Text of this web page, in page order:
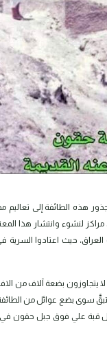
هذه الطائفة إلى
لنشوء وانتشار هذا
حيث اعتادوا
لا يتجاوزون بضعة آلاف من
سوى بضع عوائل من
قبة علي فوق جبل حقون في